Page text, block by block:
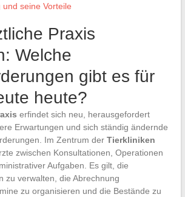
seine Vorteile
Praxis
Welche
gibt es für
heute?
erfindet sich neu, herausgefordert
Erwartungen und sich ständig ändernde
Im Zentrum der Tierkliniken
zwischen Konsultationen, Operationen
Aufgaben. Es gilt, die
zu verwalten, die Abrechnung
zu organisieren und die Bestände zu